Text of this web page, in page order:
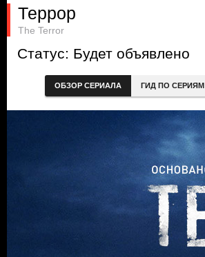
Террор
The Terror
Статус: Будет объявлено
ОБЗОР СЕРИАЛА ГИД ПО СЕРИЯМ